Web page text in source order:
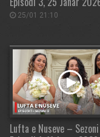
25/01 21:10
Lufta e Nuseve –